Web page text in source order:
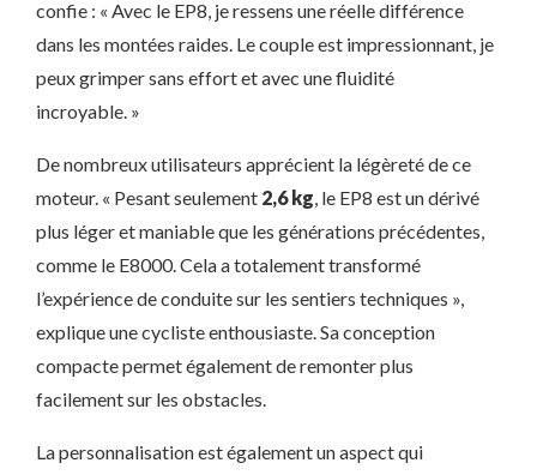
confie : « Avec le EP8, je ressens une réelle différence
dans les montées raides. Le couple est impressionnant, je
peux grimper sans effort et avec une fluidité
incroyable. »
De nombreux utilisateurs apprécient la légèreté de ce
moteur. « Pesant seulement 2,6 kg, le EP8 est un dérivé
plus léger et maniable que les générations précédentes,
comme le E8000. Cela a totalement transformé
l’expérience de conduite sur les sentiers techniques »,
explique une cycliste enthousiaste. Sa conception
compacte permet également de remonter plus
facilement sur les obstacles.
La personnalisation est également un aspect qui